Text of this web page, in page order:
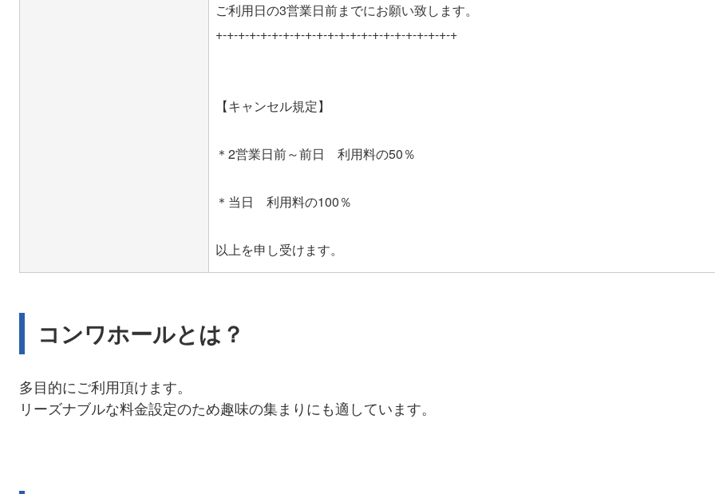
ご利用日の3営業日前までにお願い致します。
+-+-+-+-+-+-+-+-+-+-+-+-+-+-+-+-+-+-+-+-+-+
【キャンセル規定】
＊2営業日前～前日 利用料の50％
＊当日 利用料の100％
コンワホールとは？
多目的にご利用頂けます。
リーズナブルな料金設定のため趣味の集まりにも適しています。